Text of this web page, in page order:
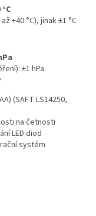
+40 °C), jinak ±1 °C
±1 hPa
(SAFT LS14250,
na četnosti
LED diod
systém